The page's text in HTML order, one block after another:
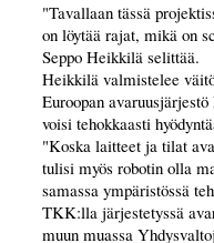
"Tavallaan tässä
on löytää rajat, mikä on
Seppo Heikkilä selittää.
Heikkilä valmistelee
Euroopan
voisi tehokkaasti
"Koska laitteet ja tilat
tulisi myös robotin olla
samassa ympäristössä
TKK:lla järjestetyssä
muun muassa